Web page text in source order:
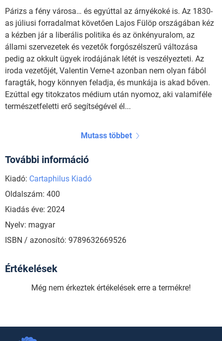
Párizs a fény városa… és egyúttal az árnyékoké is. Az 1830-
as júliusi forradalmat követően Lajos Fülöp országában kéz
a kézben jár a liberális politika és az önkényuralom, az
állami szervezetek és vezetők forgószélszerű változása
pedig az okkult ügyek irodájának létét is veszélyezteti. Az
iroda vezetőjét, Valentin Verne-t azonban nem olyan fából
faragták, hogy könnyen feladja, és munkája is akad bőven.
Ezúttal egy titokzatos médium után nyomoz, aki valamiféle
természetfeletti erő segítségével él...
Mutass többet
További információ
Kiadó: Cartaphilus Kiadó
Oldalszám: 400
Kiadás éve: 2024
Nyelv: magyar
ISBN / azonosító: 9789632669526
Értékelések
Még nem érkeztek értékelések erre a termékre!